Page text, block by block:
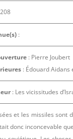
:
: Pierre Joubert
: Édouard Aidans
: Les vicissitudes
et les missiles sont
donc inconcevable